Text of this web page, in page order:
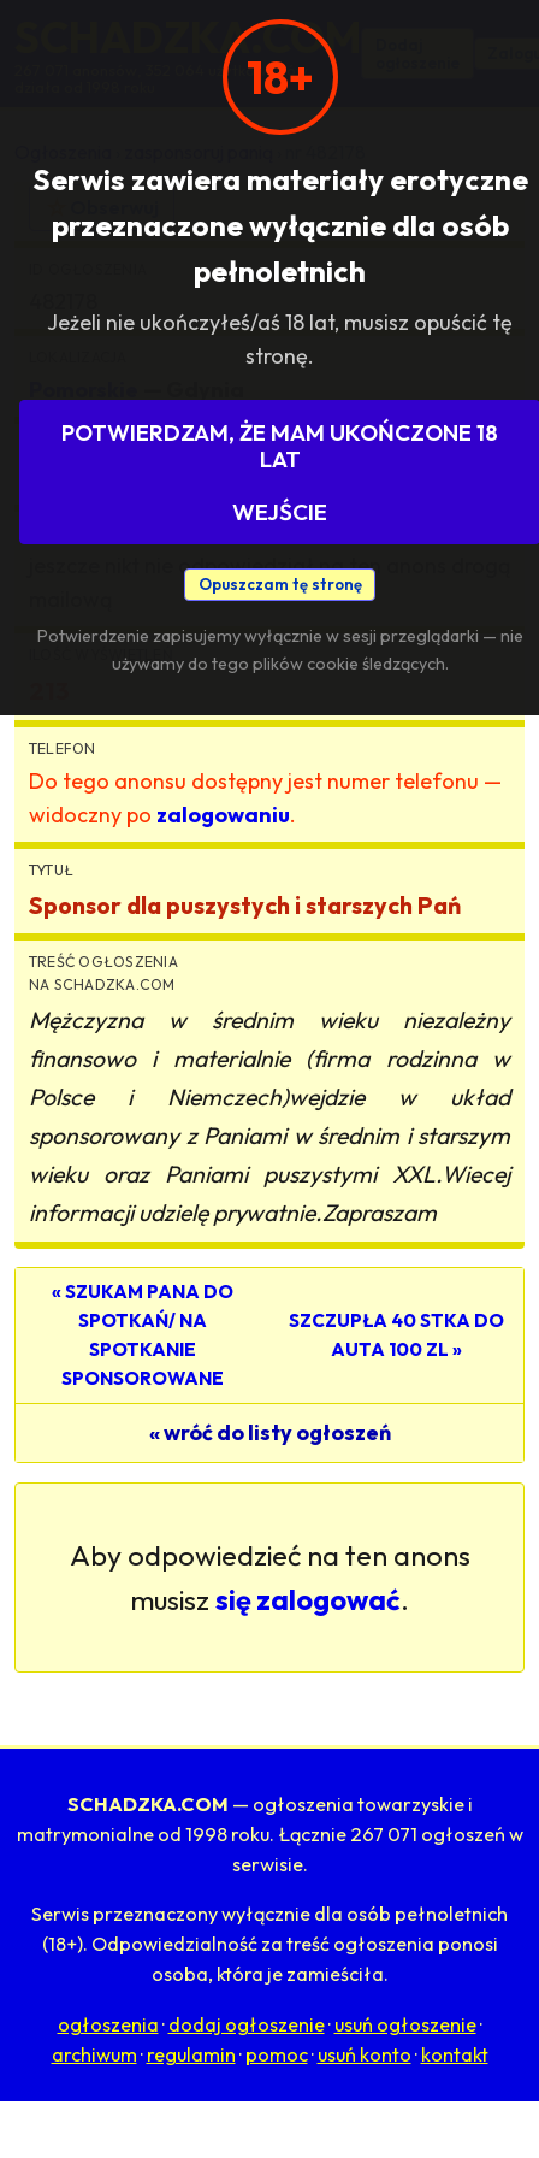
18+
Serwis zawiera materiały erotyczne
przeznaczone wyłącznie dla osób
pełnoletnich
Jeżeli nie ukończyłeś/aś 18 lat, musisz opuścić tę
stronę.
POTWIERDZAM, ŻE MAM UKOŃCZONE 18
LAT
WEJŚCIE
Opuszczam tę stronę
Potwierdzenie zapisujemy wyłącznie w sesji przeglądarki — nie
używamy do tego plików cookie śledzących.
SCHADZKA.COM
267 071 anonsów, 352 064 użytkowników,
KATEGORIA
jeszcze nikt nie odpowiedział na ten anons drogą
ILOŚĆ WYŚWIETLEŃ
TELEFON
Do tego anonsu dostępny jest numer telefonu —
widoczny po zalogowaniu.
TYTUŁ
Sponsor dla puszystych i starszych Pań
TREŚĆ OGŁOSZENIA
NA SCHADZKA.COM
Mężczyzna w średnim wieku niezależny
finansowo i materialnie (firma rodzinna w
Polsce i Niemczech)wejdzie w układ
sponsorowany z Paniami w średnim i starszym
wieku oraz Paniami puszystymi XXL.Wiecej
informacji udzielę prywatnie.Zapraszam
« SZUKAM PANA DO
SPOTKAŃ/ NA
SPOTKANIE
SPONSOROWANE
SZCZUPŁA 40 STKA DO
AUTA 100 ZL »
« wróć do listy ogłoszeń
Aby odpowiedzieć na ten anons
musisz się zalogować.
SCHADZKA.COM — ogłoszenia towarzyskie i
matrymonialne od 1998 roku. Łącznie 267 071 ogłoszeń w
serwisie.
Serwis przeznaczony wyłącznie dla osób pełnoletnich
(18+). Odpowiedzialność za treść ogłoszenia ponosi
osoba, która je zamieściła.
ogłoszenia · dodaj ogłoszenie· usuń ogłoszenie·
archiwum · regulamin · pomoc· usuń konto · kontakt